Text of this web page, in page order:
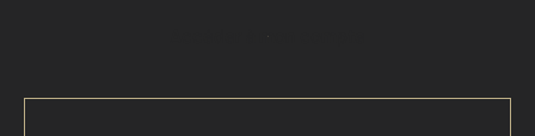
Accéder à mon compte